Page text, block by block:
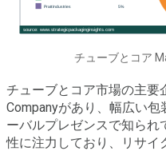
チューブとコア
チューブとコア市場の主要
Companyがあり、幅広い
ーバルプレゼンスで知ら
性に注力しており、リサイ